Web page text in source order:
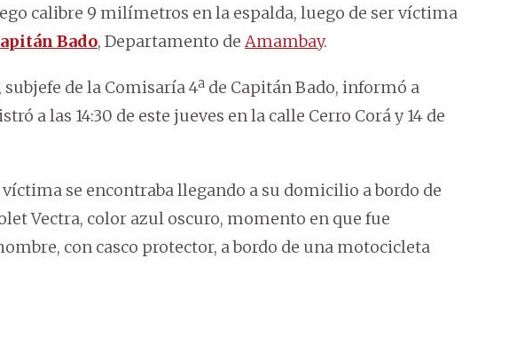
calibre 9 milímetros en la espalda, luego de ser víctima
Bado, Departamento de Amambay.
de la Comisaría 4ª de Capitán Bado, informó a
a las 14:30 de este jueves en la calle Cerro Corá y 14 de
se encontraba llegando a su domicilio a bordo de
Vectra, color azul oscuro, momento en que fue
con casco protector, a bordo de una motocicleta